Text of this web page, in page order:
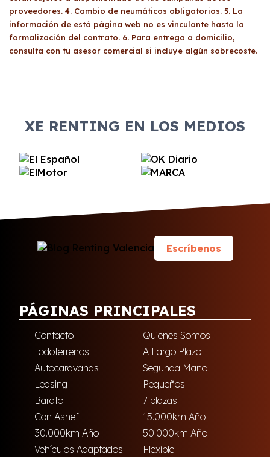
pérdidas y ganancias, entre otros. Todas las
cuotas mensuales incluyen gastos asociados
al vehículo, facilitando la gestión financiera y
operativa del mismo.
demostrar solvencia económica y no estar en
listas de morosidad. Los autónomos y
empresas tienen requisitos adicionales
relacionados con la antigüedad en la
proveedores. 4. Cambio de neumáticos obligatorios. 5. La
información de está página web no es vinculante hasta la
formalización del contrato. 6. Para entrega a domicilio,
consulta con tu asesor comercial si incluye algún sobrecoste.
XE RENTING EN LOS MEDIOS
Escríbenos
PÁGINAS PRINCIPALES
Contacto
Quienes Somos
Todoterrenos
A Largo Plazo
Autocaravanas
Segunda Mano
Leasing
Pequeños
Barato
7 plazas
Con Asnef
15.000km Año
30.000km Año
50.000km Año
Vehículos Adaptados
Flexible